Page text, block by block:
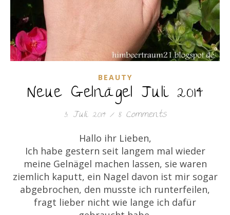
BEAUTY
Neue Gelnägel Juli 2014
3. Juli 2014 / 8 Comments
Hallo ihr Lieben,
Ich habe gestern seit langem mal wieder
meine Gelnägel machen lassen, sie waren
ziemlich kaputt, ein Nagel davon ist mir sogar
abgebrochen, den musste ich runterfeilen,
fragt lieber nicht wie lange ich dafür